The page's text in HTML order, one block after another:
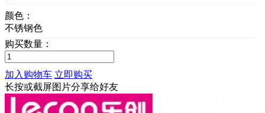
颜色：
不锈钢色
购买数量：
加入购物车 立即购买
长按或截屏图片分享给好友